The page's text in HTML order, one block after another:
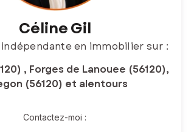
Céline Gil
en immobilier sur :
, Forges de Lanouee (56120),
(56120) et alentours
Contactez-moi :